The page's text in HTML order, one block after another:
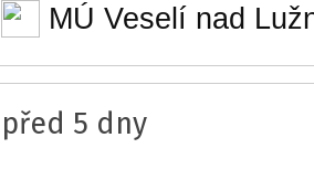
MÚ Veselí nad
před 5 dny